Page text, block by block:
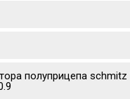
полуприцепа schmitz